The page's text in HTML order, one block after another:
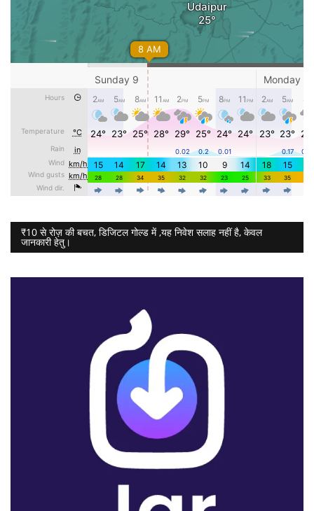
₹10 से रोज़ की बचत, डिजिटल गोल्ड में ,यह निवेश सलाह नहीं है, केवल
जानकारी हेतु।